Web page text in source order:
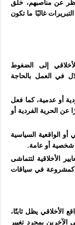
عن مناصبهم، خلق
غالبًا ما تكون
إلى الضغوط
في العمل بالحاجة
أو عدمية، كما فعل
عن الحرية الفردية أو
الواقعية السياسية
شخصية أو عامة.
الأخلاقية لتتماشى
كمشروعة في سياقات
الأخلاقي يظل ثابتًا،
الآخرين بمجرد تغيير